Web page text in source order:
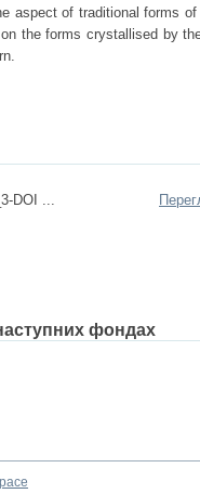
aspect of traditional forms
the forms crystallised by
DOI ...
фондах